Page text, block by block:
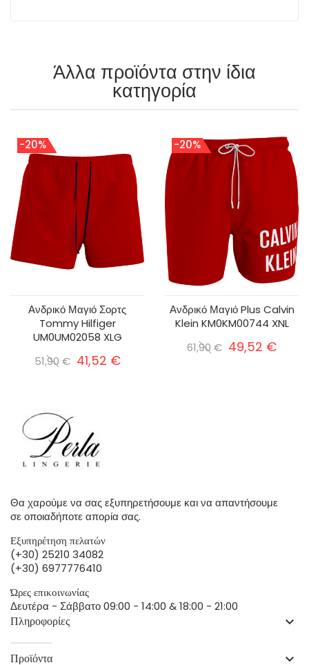
Άλλα προϊόντα στην ίδια
κατηγορία
-20%
Ανδρικό Μαγιό Σορτς
Tommy Hilfiger
UM0UM02058 XLG
51,90 € 41,52 €
-20%
Ανδρικό Μαγιό Plus Calvin
Klein KM0KM00744 XNL
61,90 € 49,52 €
Θα χαρούμε να σας εξυπηρετήσουμε και να απαντήσουμε
σε οποιαδήποτε απορία σας.
Εξυπηρέτηση πελατών
(+30) 25210 34082
(+30) 6977776410
Ώρες επικοινωνίας
Δευτέρα - Σάββατο 09:00 - 14:00 & 18:00 - 21:00
Πληροφορίες keyboard_arrow_down
Προϊόντα keyboard_arrow_down